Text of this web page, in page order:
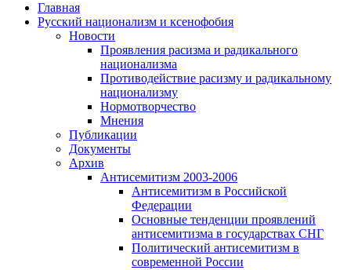
Главная
Русский национализм и ксенофобия
Новости
Проявления расизма и радикального
национализма
Противодействие расизму и радикальному
национализму
Нормотворчество
Мнения
Публикации
Документы
Архив
Антисемитизм 2003-2006
Антисемитизм в Российской
Федерации
Основные тенденции проявлений
антисемитизма в государствах СНГ
Политический антисемитизм в
современной России